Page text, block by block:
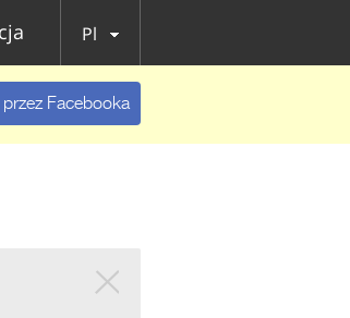
Pl
Facebooka